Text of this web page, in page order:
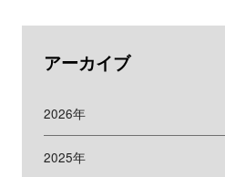
アーカイブ
2026年
2025年